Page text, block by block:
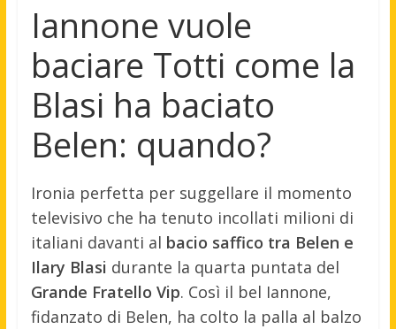
Iannone vuole
baciare Totti come la
Blasi ha baciato
Belen: quando?
Ironia perfetta per suggellare il momento
televisivo che ha tenuto incollati milioni di
italiani davanti al bacio saffico tra Belen e
Ilary Blasi durante la quarta puntata del
Grande Fratello Vip. Così il bel Iannone,
fidanzato di Belen, ha colto la palla al balzo